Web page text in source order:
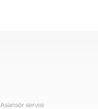
Asansör servisi